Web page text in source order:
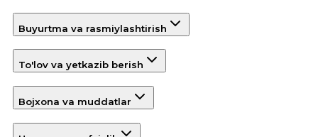
Buyurtma va rasmiylashtirish
To'lov va yetkazib berish
Bojxona va muddatlar